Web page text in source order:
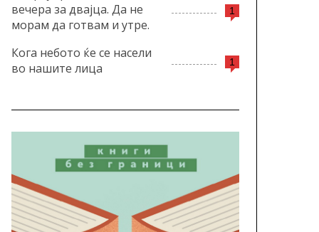
1
вечера за двајца. Да не
морам да готвам и утре.
1
Кога небото ќе се насели
во нашите лица